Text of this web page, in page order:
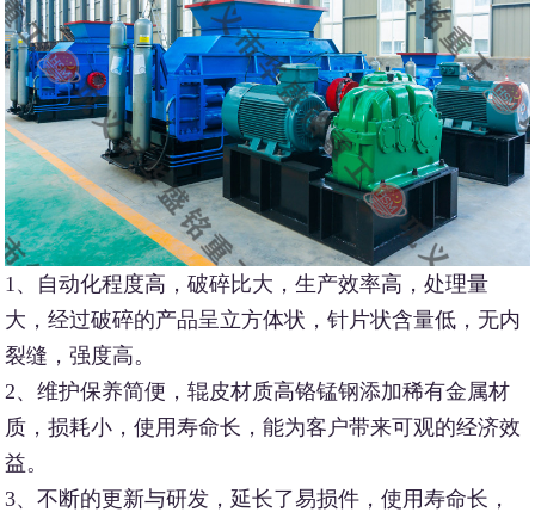
1、自动化程度高，破碎比大，生产效率高，处理量
大，经过破碎的产品呈立方体状，针片状含量低，无内
裂缝，强度高。
2、维护保养简便，辊皮材质高铬锰钢添加稀有金属材
质，损耗小，使用寿命长，能为客户带来可观的经济效
益。
3、不断的更新与研发，延长了易损件，使用寿命长，